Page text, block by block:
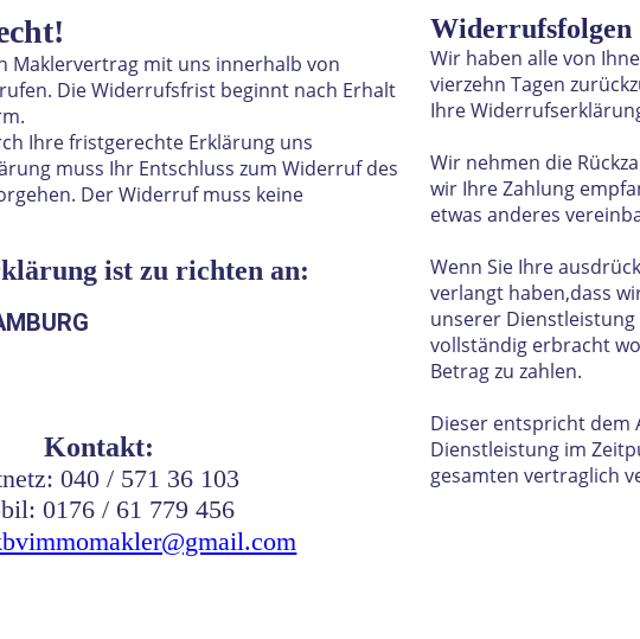
Maklervertrag mit uns innerhalb von
Die Widerrufsfrist beginnt nach Erhalt
Ihre fristgerechte Erklärung uns
muss Ihr Entschluss zum Widerruf des
Der Widerruf muss keine
ist zu richten an:
Kontakt:
040 / 571 36 103
0176 / 61 779 456
Widerrufsfolgen
Wir haben alle von
vierzehn Tagen
Ihre
Wir nehmen die
wir Ihre Zahlung
etwas anderes
Wenn Sie Ihre
verlangt haben,dass
unserer
vollständig erbracht
Betrag zu zahlen.
Dieser entspricht dem
Dienstleistung im
gesamten vertraglich